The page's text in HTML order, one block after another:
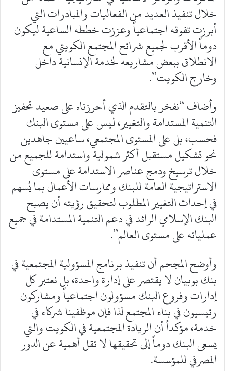
خلال تنفيذ العديد من الفعاليات والمبادرات التي
أبرزت تفوقه اجتماعياً وعززت خططه الساعية ليكون
دوماً الأقرب لجميع شرائح المجتمع الكويتي مع
الانطلاق ببعض مشاريعه لخدمة الإنسانية داخل
وخارج الكويت”.
وأضاف “نفخر بالتقدم الذي أحرزناه على صعيد تحفيز
التنمية المستدامة والتغيير، ليس على مستوى البنك
فحسب، بل على المستوى المجتمعي، ساعيين جاهدين
نحو تشكيل مستقبل أكثر شمولية واستدامة للجميع من
خلال ترسيخ ودمج عناصر الاستدامة على مستوى
الاستراتيجية العامة للبنك وممارسات الأعمال بما يُسهم
في إحداث التغيير المطلوب لتحقيق رؤيته أن يصبح
البنك الإسلامي الرائد في دعم التنمية المستدامة في جميع
عملياته على مستوى العالم”.
وأوضح المجحم أن تنفيذ برنامج المسؤولية المجتمعية في
بنك بوبيان لا يقتصر على إدارة واحدة، بل نعتبر كل
إدارات وفروع البنك مسؤولون اجتماعياً ومشاركون
رئيسيون في بناء المجتمع لذا فإن موظفينا شركاء في
خدمة، مؤكداً أن الريادة المجتمعية في الكويت والتي
يسعى البنك دوماً إلى تحقيقها لا تقل أهمية عن الدور
المصرفي للمؤسسة.